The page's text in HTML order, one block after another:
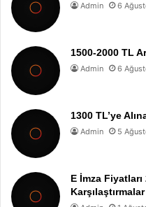
Admin 6
1500-2000 TL
Admin 6
1300 TL’ye
Admin 5
E İmza
Karşılaştırmalar